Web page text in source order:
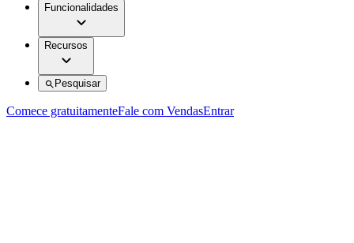
Funcionalidades
Recursos
Pesquisar
Comece gratuitamenteFale com VendasEntrar